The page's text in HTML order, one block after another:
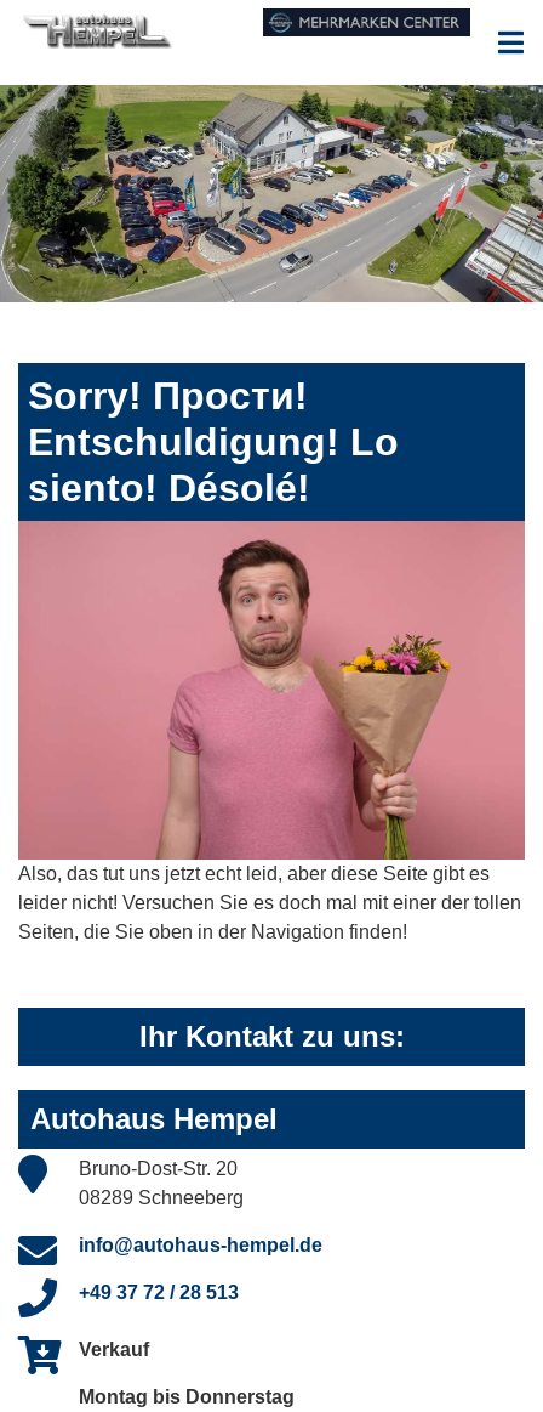
Sorry! Прости!
Entschuldigung! Lo
siento! Désolé!
Also, das tut uns jetzt echt leid, aber diese Seite gibt es
leider nicht! Versuchen Sie es doch mal mit einer der tollen
Seiten, die Sie oben in der Navigation finden!
Ihr Kontakt zu uns:
Autohaus Hempel
Bruno-Dost-Str. 20
08289 Schneeberg
info@autohaus-hempel.de
+49 37 72 / 28 513
Verkauf
Montag bis Donnerstag